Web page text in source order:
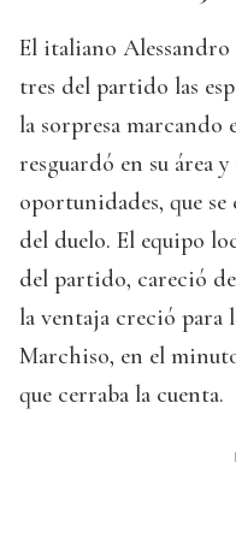
El italiano
tres del partido las
la sorpresa marcando
resguardó en su área
oportunidades, que
del duelo. El equipo
del partido, careció
la ventaja creció para
Marchiso, en el
que cerraba la cuenta.